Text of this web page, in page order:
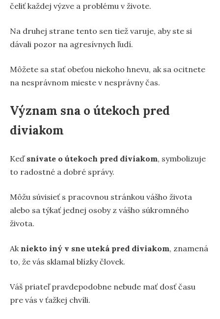
čeliť každej výzve a problému v živote.
Na druhej strane tento sen tiež varuje, aby ste si
dávali pozor na agresívnych ľudí.
Môžete sa stať obeťou niekoho hnevu, ak sa ocitnete
na nesprávnom mieste v nesprávny čas.
Význam sna o útekoch pred
diviakom
Keď snívate o útekoch pred diviakom, symbolizuje
to radostné a dobré správy.
Môžu súvisieť s pracovnou stránkou vášho života
alebo sa týkať jednej osoby z vášho súkromného
života.
Ak niekto iný v sne uteká pred diviakom, znamená
to, že vás sklamal blízky človek.
Váš priateľ pravdepodobne nebude mať dosť času
pre vás v ťažkej chvíli.